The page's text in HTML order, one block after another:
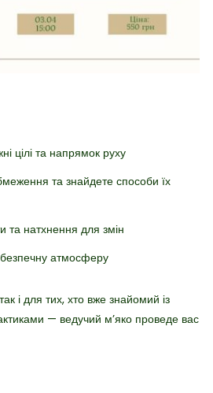
цілі та напрямок руху
та знайдете способи їх
та натхнення для змін
безпечну атмосферу
і для тих, хто вже знайомий із
— ведучий м’яко проведе вас